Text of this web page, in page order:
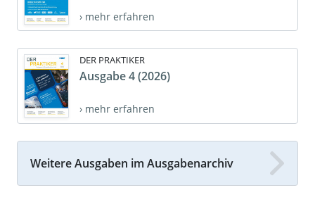
› mehr erfahren
DER PRAKTIKER
Ausgabe 4 (2026)
› mehr erfahren
Weitere Ausgaben im Ausgabenarchiv